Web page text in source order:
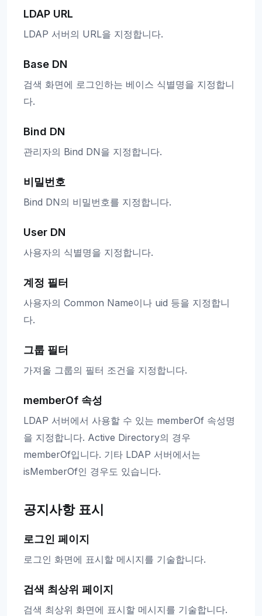
LDAP URL
LDAP 서버의 URL을 지정합니다.
Base DN
검색 화면에 로그인하는 베이스 식별명을 지정합니
다.
Bind DN
관리자의 Bind DN을 지정합니다.
비밀번호
Bind DN의 비밀번호를 지정합니다.
User DN
사용자의 식별명을 지정합니다.
계정 필터
사용자의 Common Name이나 uid 등을 지정합니
다.
그룹 필터
가져올 그룹의 필터 조건을 지정합니다.
memberOf 속성
LDAP 서버에서 사용할 수 있는 memberOf 속성명
을 지정합니다. Active Directory의 경우
memberOf입니다. 기타 LDAP 서버에서는
isMemberOf인 경우도 있습니다.
공지사항 표시
로그인 페이지
로그인 화면에 표시할 메시지를 기술합니다.
검색 최상위 페이지
검색 최상위 화면에 표시할 메시지를 기술합니다.